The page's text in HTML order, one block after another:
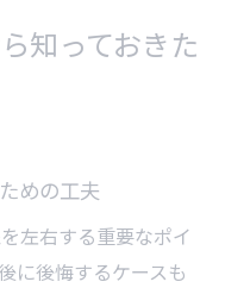
知っておきた
めの工夫
左右する重要なポイ
に後悔するケースも